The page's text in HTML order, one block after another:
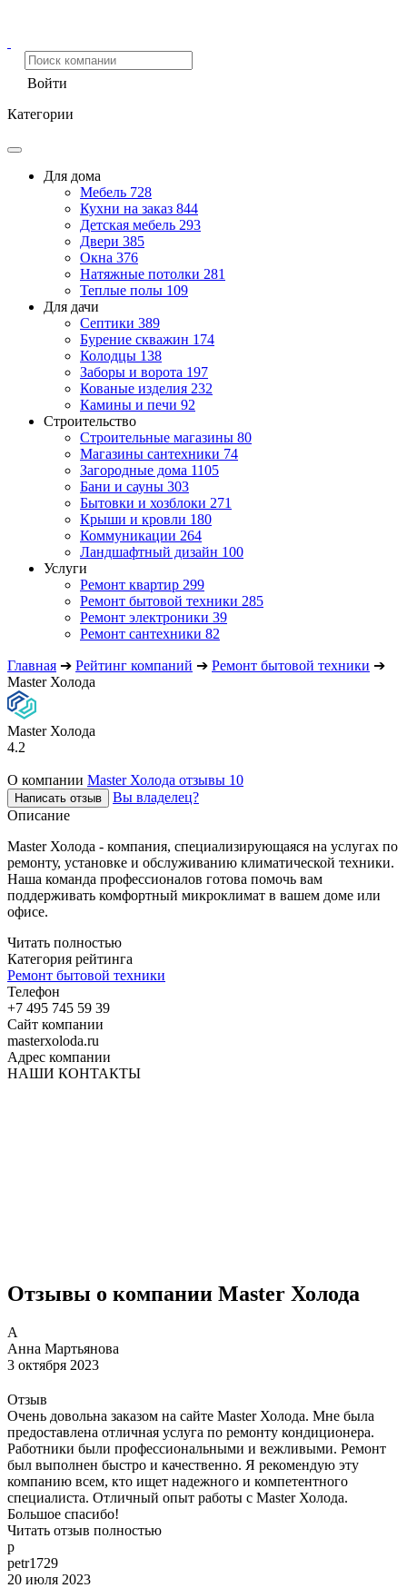
Войти
Категории
Для дома
Мебель 728
Кухни на заказ 844
Детская мебель 293
Двери 385
Окна 376
Натяжные потолки 281
Теплые полы 109
Для дачи
Септики 389
Бурение скважин 174
Колодцы 138
Заборы и ворота 197
Кованые изделия 232
Камины и печи 92
Строительство
Строительные магазины 80
Магазины сантехники 74
Загородные дома 1105
Бани и сауны 303
Бытовки и хозблоки 271
Крыши и кровли 180
Коммуникации 264
Ландшафтный дизайн 100
Услуги
Ремонт квартир 299
Ремонт бытовой техники 285
Ремонт электроники 39
Ремонт сантехники 82
Главная ➔ Рейтинг компаний ➔ Ремонт бытовой техники ➔
Master Холода
Master Холода
4.2
О компании Master Холода отзывы 10
Написать отзыв
Вы владелец?
Описание
Master Холода - компания, специализирующаяся на услугах по
ремонту, установке и обслуживанию климатической техники.
Наша команда профессионалов готова помочь вам
поддерживать комфортный микроклимат в вашем доме или
офисе.
Читать полностью
Категория рейтинга
Ремонт бытовой техники
Телефон
+7 495 745 59 39
Сайт компании
masterxoloda.ru
Адрес компании
НАШИ КОНТАКТЫ
Отзывы о компании Master Холода
А
Анна Мартьянова
3 октября 2023
Отзыв
Очень довольна заказом на сайте Master Холода. Мне была
предоставлена отличная услуга по ремонту кондиционера.
Работники были профессиональными и вежливыми. Ремонт
был выполнен быстро и качественно. Я рекомендую эту
компанию всем, кто ищет надежного и компетентного
специалиста. Отличный опыт работы с Master Холода.
Большое спасибо!
Читать отзыв полностью
p
petr1729
20 июля 2023